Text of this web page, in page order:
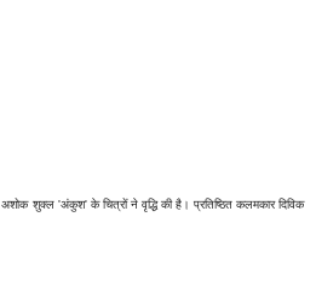
शुक्ल 'अंकुश' के चित्रों ने वृद्धि की है। प्रतिष्ठित कलमकार दिविक